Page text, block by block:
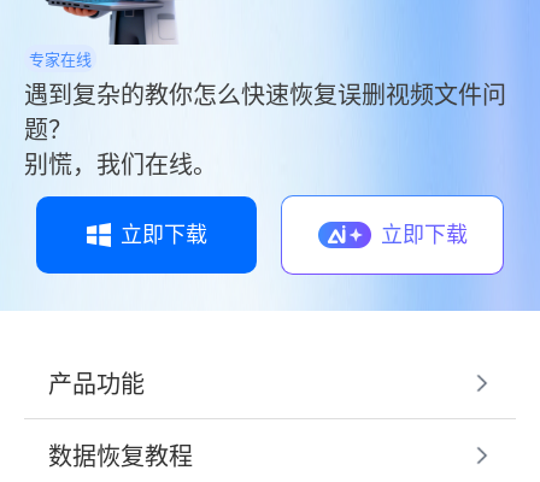
专家在线
遇到复杂的教你怎么快速恢复误删视频文件问
题？
别慌，我们在线。
立即下载 立即下载
产品功能
数据恢复教程